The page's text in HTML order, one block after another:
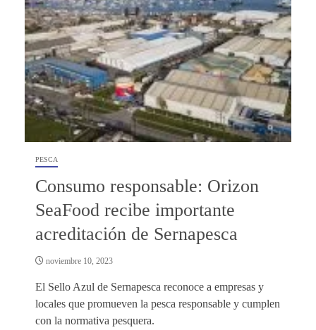
PESCA
Consumo responsable: Orizon
SeaFood recibe importante
acreditación de Sernapesca
noviembre 10, 2023
El Sello Azul de Sernapesca reconoce a empresas y
locales que promueven la pesca responsable y cumplen
con la normativa pesquera.